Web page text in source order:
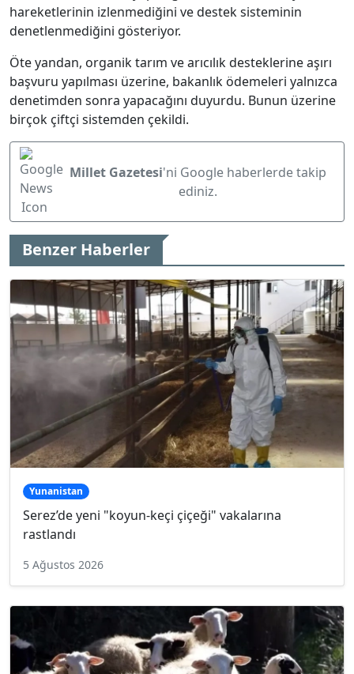
hareketlerinin izlenmediğini ve destek sisteminin
denetlenmediğini gösteriyor.
Öte yandan, organik tarım ve arıcılık desteklerine aşırı
başvuru yapılması üzerine, bakanlık ödemeleri yalnızca
denetimden sonra yapacağını duyurdu. Bunun üzerine
birçok çiftçi sistemden çekildi.
Millet Gazetesi'ni Google haberlerde takip
ediniz.
Benzer Haberler
Yunanistan
Serez’de yeni "koyun-keçi çiçeği" vakalarına
rastlandı
5 Ağustos 2026